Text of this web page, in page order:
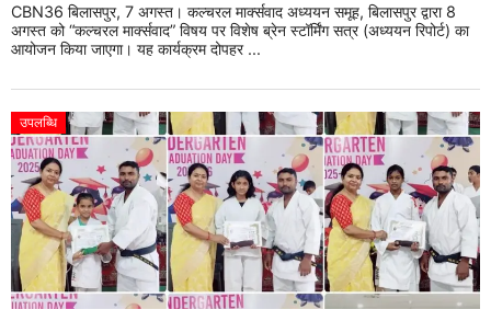
CBN36 बिलासपुर, 7 अगस्त। कल्चरल मार्क्सवाद अध्ययन समूह, बिलासपुर द्वारा 8
अगस्त को “कल्चरल मार्क्सवाद” विषय पर विशेष ब्रेन स्टॉर्मिंग सत्र (अध्ययन रिपोर्ट) का
आयोजन किया जाएगा। यह कार्यक्रम दोपहर ...
उपलब्धि